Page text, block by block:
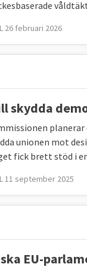
26 februari 2026
skydda
unionen mot
fick brett stöd i
11 september 2025
EU-